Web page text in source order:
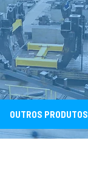
OUTROS PRODUTOS